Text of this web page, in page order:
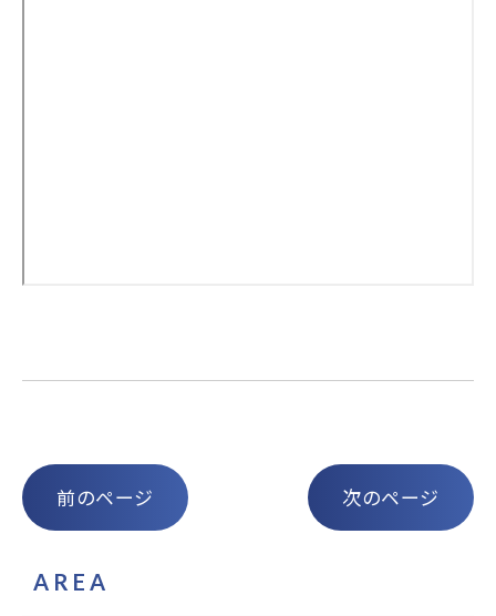
前のページ 次のページ
AREA